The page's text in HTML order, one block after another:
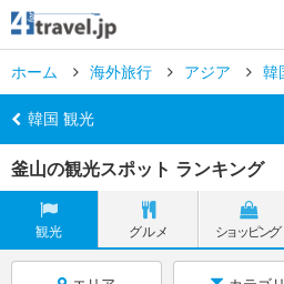
ホーム 海外旅行 アジア 韓
韓国 観光
釜山の観光スポット ランキング
観光 グルメ ショッピング